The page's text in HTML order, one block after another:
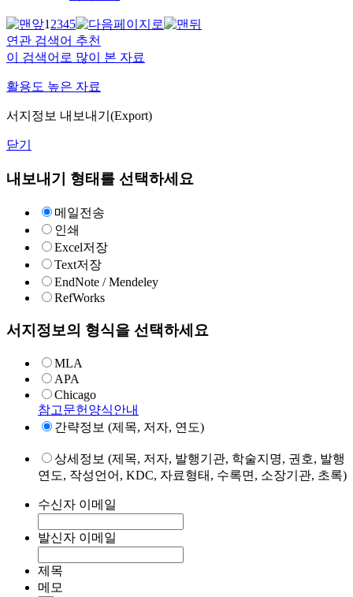
12345
연관 검색어 추천
이 검색어로 많이 본 자료
활용도 높은 자료
서지정보 내보내기(Export)
닫기
내보내기 형태를 선택하세요
메일전송
인쇄
Excel저장
Text저장
EndNote / Mendeley
RefWorks
서지정보의 형식을 선택하세요
MLA
APA
Chicago
참고문헌양식안내
간략정보 (제목, 저자, 연도)
상세정보 (제목, 저자, 발행기관, 학술지명, 권호, 발행
연도, 작성언어, KDC, 자료형태, 수록면, 소장기관, 초록)
수신자 이메일
발신자 이메일
제목
메모